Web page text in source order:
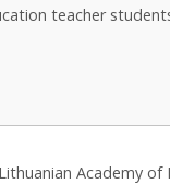
teacher
Academy of